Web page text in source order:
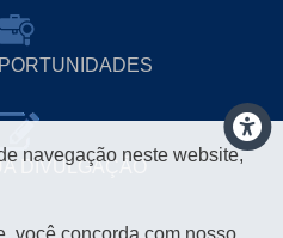
DIVULGAÇÃO
navegação neste website,
você concorda com nosso